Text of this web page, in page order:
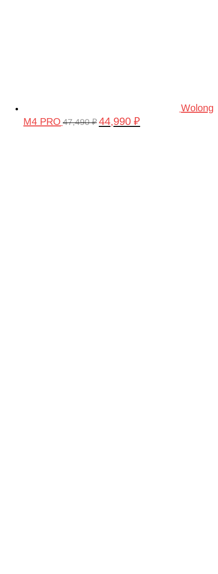
Wolong
M4 PRO 47,490₽ Первоначальная
44,990 ₽